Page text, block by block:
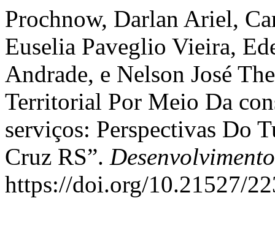
Prochnow, Darlan Ariel,
Euselia Paveglio Vieira,
Andrade, e Nelson José
Territorial Por Meio Da
serviços: Perspectivas Do
Cruz RS”.
https://doi.org/10.21527/